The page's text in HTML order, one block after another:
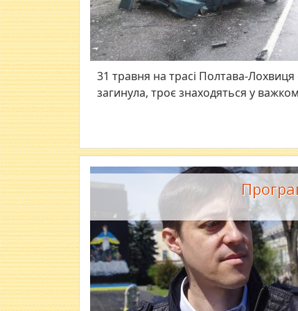
31 травня на трасі Полтава-
загинула, троє знаходяться у